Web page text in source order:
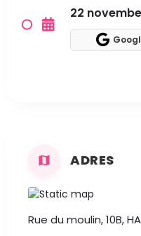
22
ADRES
Rue du moulin, 10B,